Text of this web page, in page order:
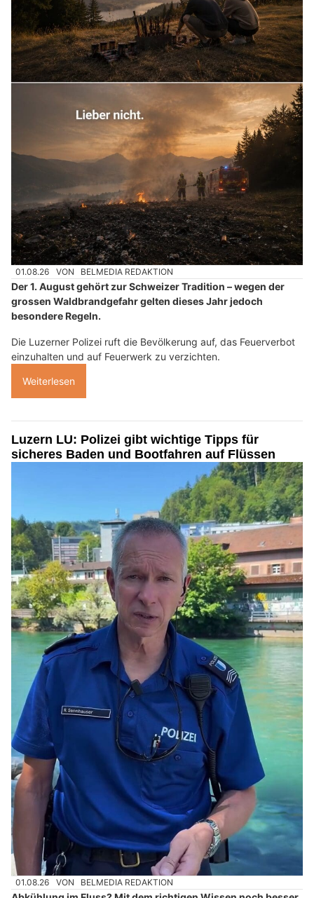
01.08.26 VON BELMEDIA REDAKTION
Der 1. August gehört zur Schweizer Tradition – wegen der
grossen Waldbrandgefahr gelten dieses Jahr jedoch
besondere Regeln.
Die Luzerner Polizei ruft die Bevölkerung auf, das Feuerverbot
einzuhalten und auf Feuerwerk zu verzichten.
Weiterlesen
Luzern LU: Polizei gibt wichtige Tipps für
sicheres Baden und Bootfahren auf Flüssen
01.08.26 VON BELMEDIA REDAKTION